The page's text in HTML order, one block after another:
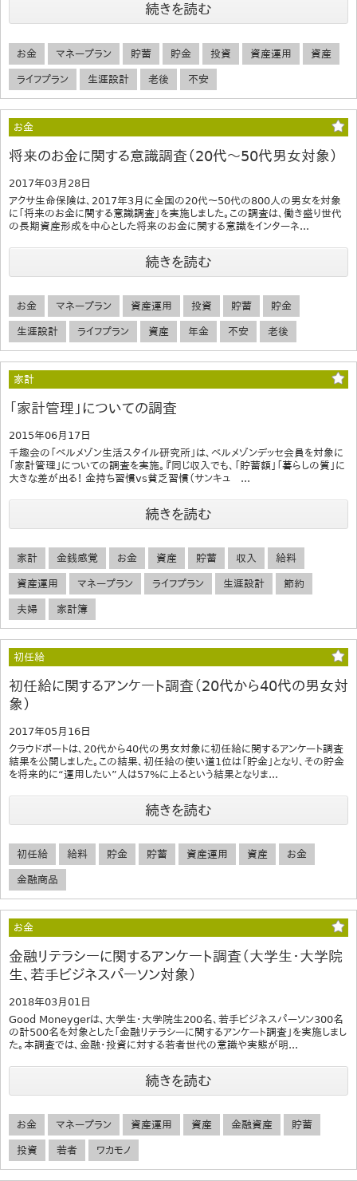
続きを読む
お金 マネープラン 貯蓄 貯金 投資 資産運用 資産
ライフプラン 生涯設計 老後 不安
お金
将来のお金に関する意識調査（20代～50代男女対象）
2017年03月28日
アクサ生命保険は、2017年3月に全国の20代～50代の800人の男女を対象
に「将来のお金に関する意識調査」を実施しました。この調査は、働き盛り世代
の長期資産形成を中心とした将来のお金に関する意識をインターネ...
続きを読む
お金 マネープラン 資産運用 投資 貯蓄 貯金
生涯設計 ライフプラン 資産 年金 不安 老後
家計
「家計管理」についての調査
2015年06月17日
千趣会の「ベルメゾン生活スタイル研究所」は、ベルメゾンデッセ会員を対象に
「家計管理」についての調査を実施。『同じ収入でも、「貯蓄額」「暮らしの質」に
大きな差が出る！ 金持ち習慣vs貧乏習慣（サンキュ ...
続きを読む
家計 金銭感覚 お金 資産 貯蓄 収入 給料
資産運用 マネープラン ライフプラン 生涯設計 節約
夫婦 家計簿
初任給
初任給に関するアンケート調査（20代から40代の男女対
象）
2017年05月16日
クラウドポートは、20代から40代の男女対象に初任給に関するアンケート調査
結果を公開しました。この結果、初任給の使い道1位は「貯金」となり、その貯金
を将来的に“運用したい”人は57%に上るという結果となりま...
続きを読む
初任給 給料 貯金 貯蓄 資産運用 資産 お金
金融商品
お金
金融リテラシーに関するアンケート調査（大学生・大学院
生、若手ビジネスパーソン対象）
2018年03月01日
Good Moneygerは、大学生・大学院生200名、若手ビジネスパーソン300名
の計500名を対象とした「金融リテラシーに関するアンケート調査」を実施しまし
た。本調査では、金融・投資に対する若者世代の意識や実態が明...
続きを読む
お金 マネープラン 資産運用 資産 金融資産 貯蓄
投資 若者 ワカモノ